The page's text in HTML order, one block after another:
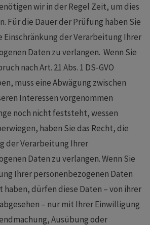
wir in der Regel Zeit, um dies
Für die Dauer der Prüfung haben Sie
Einschränkung der Verarbeitung Ihrer
Daten zu verlangen. Wenn Sie
nach Art. 21 Abs. 1 DS-GVO
muss eine Abwägung zwischen
Interessen vorgenommen
noch nicht feststeht, wessen
haben Sie das Recht, die
der Verarbeitung Ihrer
Daten zu verlangen. Wenn Sie
Ihrer personenbezogenen Daten
haben, dürfen diese Daten – von ihrer
– nur mit Ihrer Einwilligung
Ausübung oder